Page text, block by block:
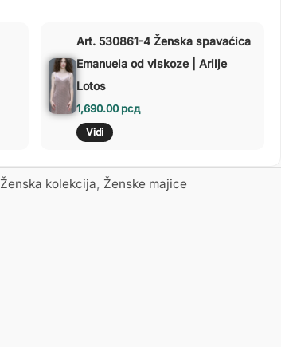
Art. 530861-4 Ženska spavaćica
Emanuela od viskoze | Arilje
Lotos
1,690.00рсд
Vidi
Ženska kolekcija, Ženske majice